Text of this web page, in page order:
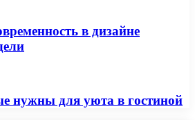
в дизайне
нужны для уюта в гостиной